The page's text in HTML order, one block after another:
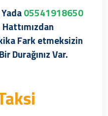
05541918650
Hattımızdan
Fark etmeksizin
Durağınız Var.